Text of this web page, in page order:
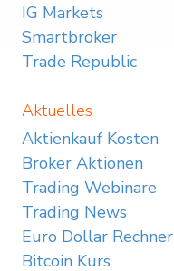
IG Markets
Smartbroker
Trade Republic
Aktuelles
Aktienkauf Kosten
Broker Aktionen
Trading Webinare
Trading News
Euro Dollar Rechner
Bitcoin Kurs